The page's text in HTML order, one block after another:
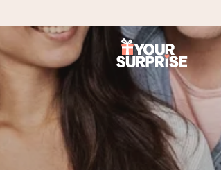
– damit du es genau zum richtigen